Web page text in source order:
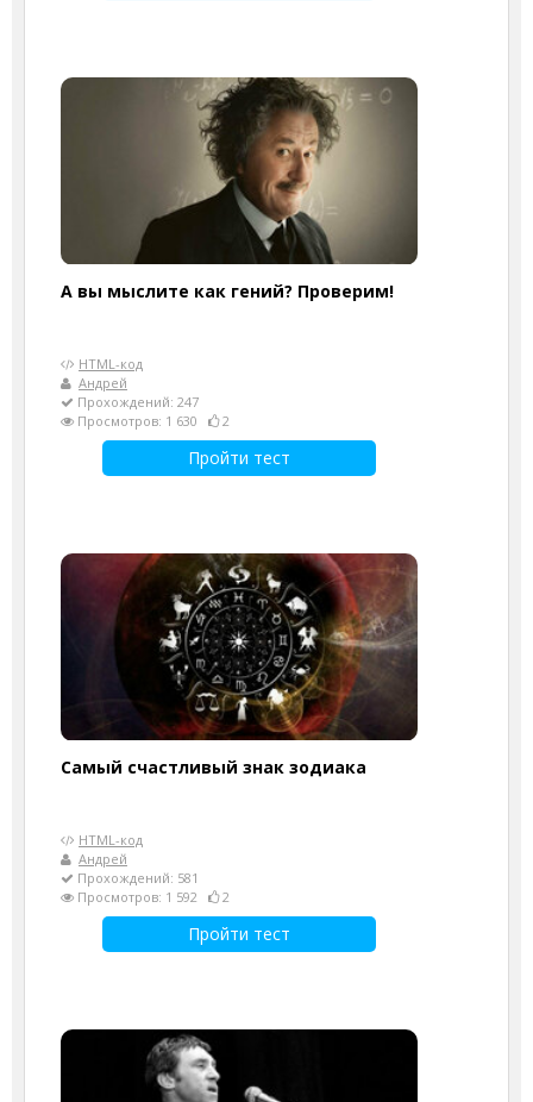
А вы мыслите как гений? Проверим!
HTML-код
Андрей
Прохождений: 247
Просмотров: 1 630
2
Пройти тест
Самый счастливый знак зодиака
HTML-код
Андрей
Прохождений: 581
Просмотров: 1 592
2
Пройти тест